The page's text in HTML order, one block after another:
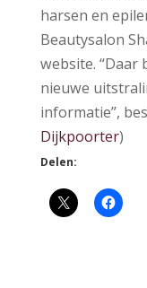
harsen en
Beautysalon
website. “Daar
nieuwe
informatie”,
Dijkpoorter)
Delen: